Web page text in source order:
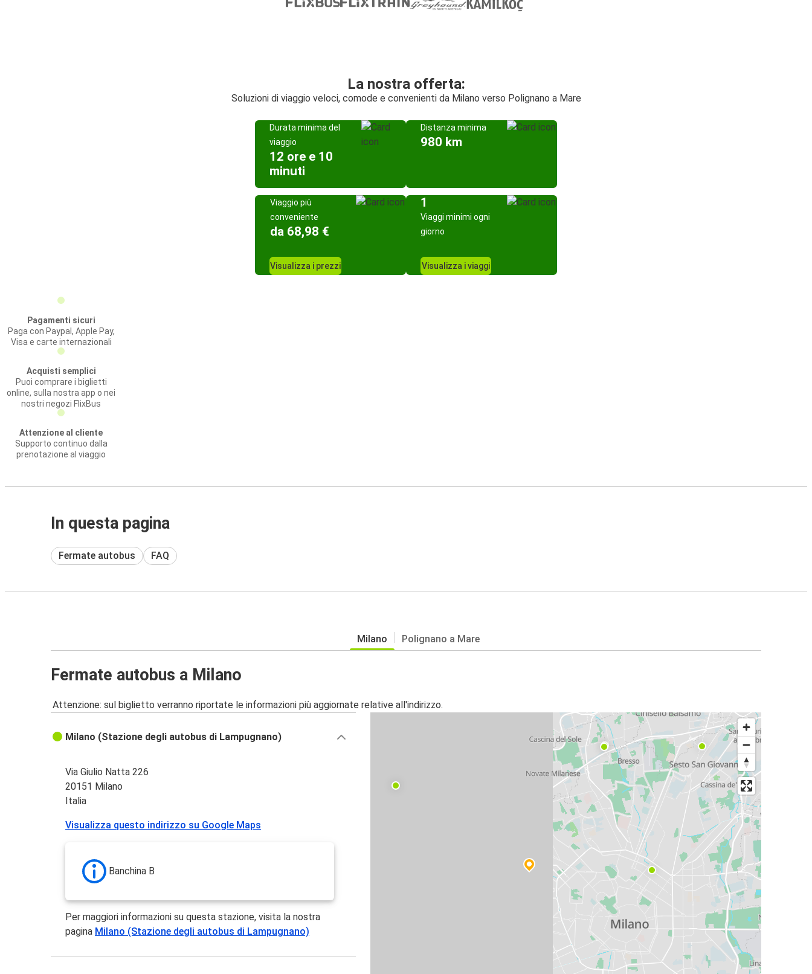
La nostra offerta:
Soluzioni di viaggio veloci, comode e convenienti da Milano verso Polignano a Mare
Durata minima del
viaggio
12 ore e 10
minuti
Distanza minima
980 km
Viaggio più
conveniente
da 68,98 €
Visualizza i prezzi
1
Viaggi minimi ogni
giorno
Visualizza i viaggi
Pagamenti sicuri
Paga con Paypal, Apple Pay,
Visa e carte internazionali
Acquisti semplici
Puoi comprare i biglietti
online, sulla nostra app o nei
nostri negozi FlixBus
Attenzione al cliente
Supporto continuo dalla
prenotazione al viaggio
In questa pagina
Fermate autobus FAQ
Milano Polignano a Mare
Fermate autobus a Milano
Attenzione: sul biglietto verranno riportate le informazioni più aggiornate relative all'indirizzo.
Milano (Stazione degli autobus di Lampugnano)
Via Giulio Natta 226
20151 Milano
Italia
Visualizza questo indirizzo su Google Maps
Banchina B
Per maggiori informazioni su questa stazione, visita la nostra
pagina Milano (Stazione degli autobus di Lampugnano)